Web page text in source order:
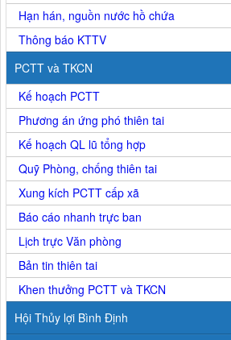
Hạn hán, nguồn nước hồ chứa
Thông báo KTTV
PCTT và TKCN
Kế hoạch PCTT
Phương án ứng phó thiên tai
Kế hoạch QL lũ tổng hợp
Quỹ Phòng, chống thiên tai
Xung kích PCTT cấp xã
Báo cáo nhanh trực ban
Lịch trực Văn phòng
Bản tin thiên tai
Khen thưởng PCTT và TKCN
Hội Thủy lợi Bình Định